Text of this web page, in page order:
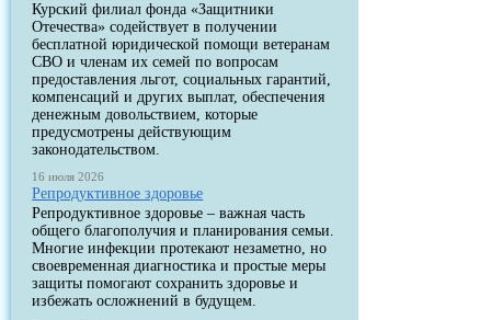
Курский филиал фонда «Защитники
Отечества» содействует в получении
бесплатной юридической помощи ветеранам
СВО и членам их семей по вопросам
предоставления льгот, социальных гарантий,
компенсаций и других выплат, обеспечения
денежным довольствием, которые
предусмотрены действующим
законодательством.
16 июля 2026
Репродуктивное здоровье
Репродуктивное здоровье – важная часть
общего благополучия и планирования семьи.
Многие инфекции протекают незаметно, но
своевременная диагностика и простые меры
защиты помогают сохранить здоровье и
избежать осложнений в будущем.